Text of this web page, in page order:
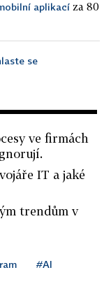
aplikací za 80
se
ve firmách
IT a jaké
trendům v
#AI